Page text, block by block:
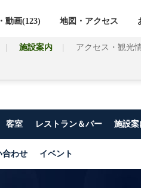
動画(123) 地図・アクセス
施設案内 アクセス・観光
客室 レストラン＆バー 施設案
合わせ イベント